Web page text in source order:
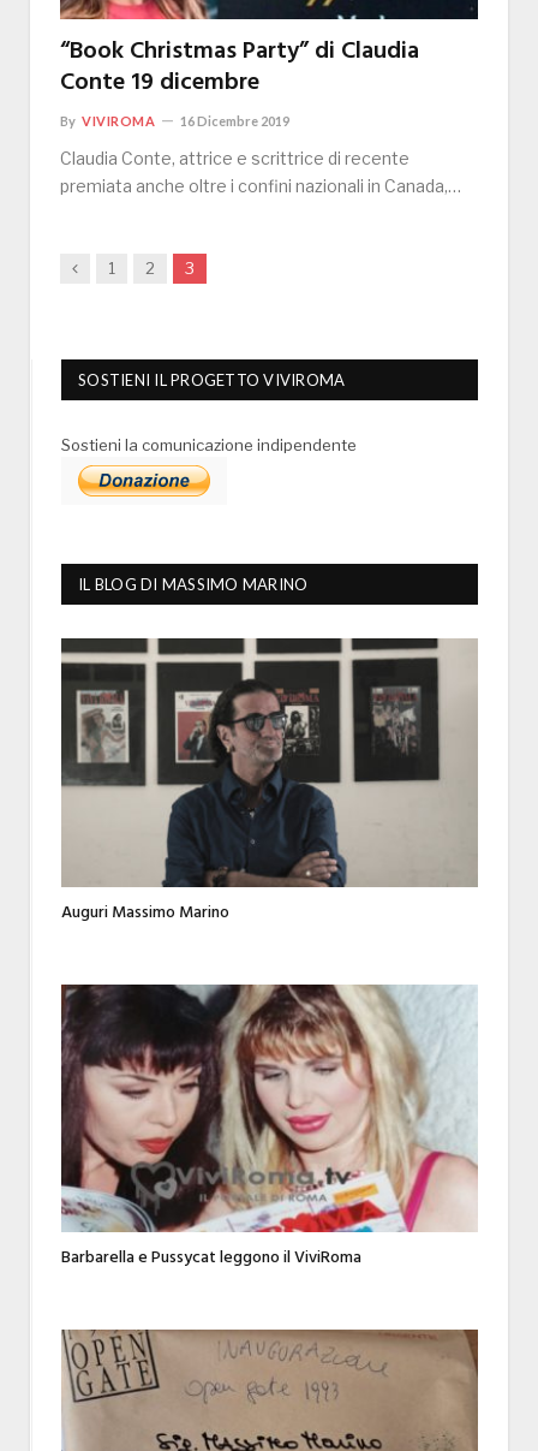
“Book Christmas Party” di Claudia
Conte 19 dicembre
By VIVIROMA 16 Dicembre 2019
Claudia Conte, attrice e scrittrice di recente
premiata anche oltre i confini nazionali in Canada,…
Previous
1 2 3
SOSTIENI IL PROGETTO VIVIROMA
Sostieni la comunicazione indipendente
IL BLOG DI MASSIMO MARINO
Auguri Massimo Marino
Barbarella e Pussycat leggono il ViviRoma